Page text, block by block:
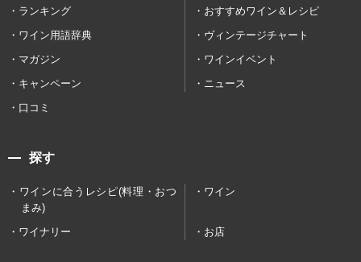
ランキング
おすすめワイン＆レシピ
ワイン用語辞典
ヴィンテージチャート
マガジン
ワインイベント
キャンペーン
ニュース
口コミ
探す
ワインに合うレシピ(料理・おつ
まみ)
ワイン
ワイナリー お店